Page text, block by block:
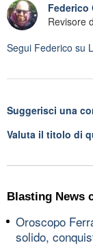
Federico
Revisore
Segui Federico su
Suggerisci una
Valuta il titolo di
Blasting News
Oroscopo
solido,